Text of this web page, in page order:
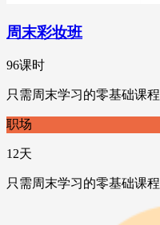
周末彩妆班
96课时
只需周末学习的零基础课程
职场
12天
只需周末学习的零基础课程